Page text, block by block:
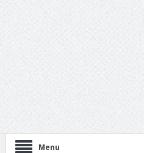
Menu